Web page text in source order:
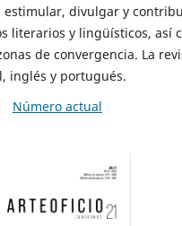
estimular, divulgar y
literarios y lingüísticos, así
de convergencia. La
inglés y portugués.
Número actual